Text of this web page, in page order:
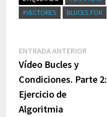
#VECTORES
BLUCES FOR
Navegación
entradas
ENTRADA ANTERIOR
Vídeo Bucles y
Condiciones. Parte 2:
Ejercicio de
Algoritmia